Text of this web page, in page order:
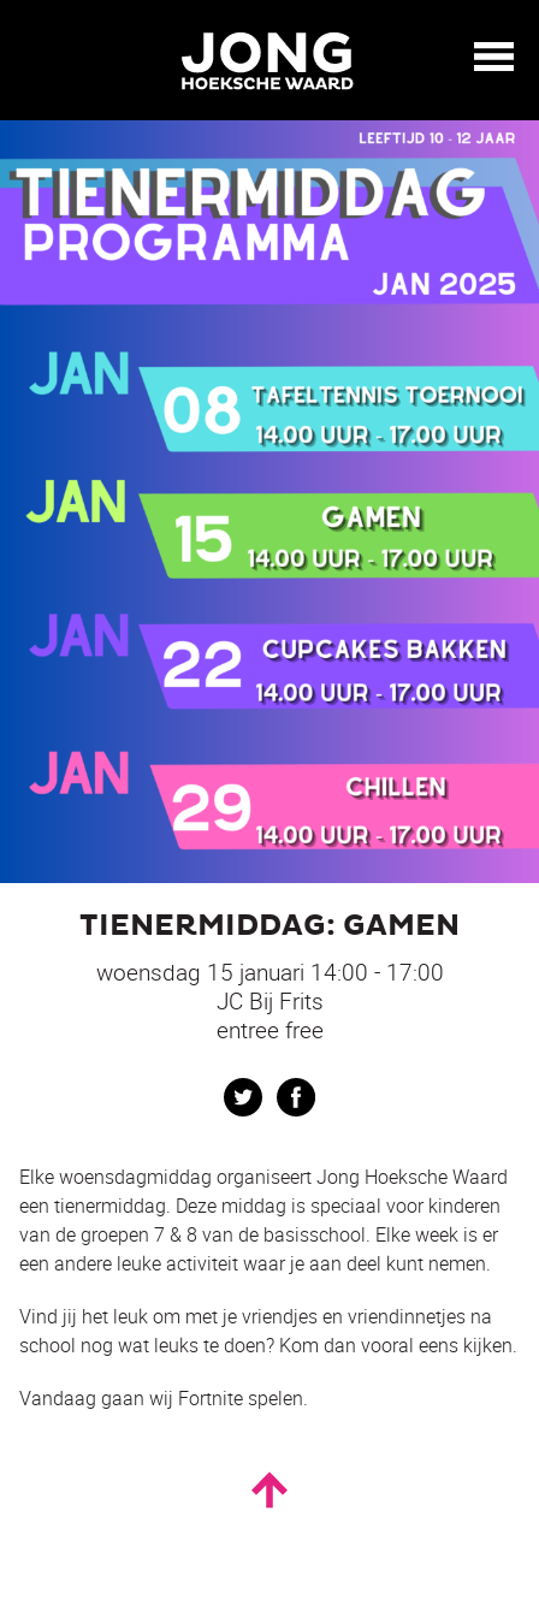
TIENERMIDDAG: GAMEN
woensdag 15 januari 14:00 - 17:00
JC Bij Frits
entree free
Twitter
Elke woensdagmiddag organiseert Jong Hoeksche Waard
een tienermiddag. Deze middag is speciaal voor kinderen
van de groepen 7 & 8 van de basisschool. Elke week is er
een andere leuke activiteit waar je aan deel kunt nemen.
Vind jij het leuk om met je vriendjes en vriendinnetjes na
school nog wat leuks te doen? Kom dan vooral eens kijken.
Vandaag gaan wij Fortnite spelen.